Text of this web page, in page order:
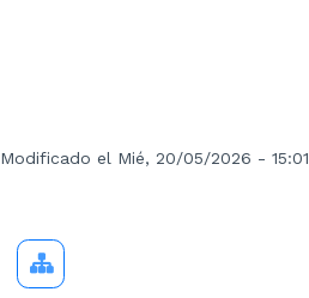
Modificado el Mié, 20/05/2026 - 15:01